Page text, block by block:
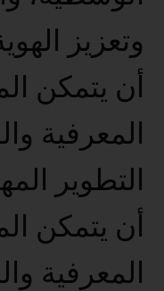
وتعزيز
أن يتمكن
المعرفية
التطوير
أن يتمكن
المعرفية